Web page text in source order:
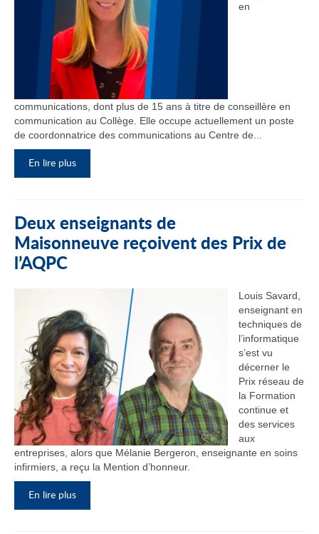
en
communications, dont plus de 15 ans à titre de conseillère en
communication au Collège. Elle occupe actuellement un poste
de coordonnatrice des communications au Centre de...
En lire plus
Deux enseignants de
Maisonneuve reçoivent des Prix de
l’AQPC
Louis Savard,
enseignant en
techniques de
l’informatique
s’est vu
décerner le
Prix réseau de
la Formation
continue et
des services
aux
entreprises, alors que Mélanie Bergeron, enseignante en soins
infirmiers, a reçu la Mention d’honneur.
En lire plus